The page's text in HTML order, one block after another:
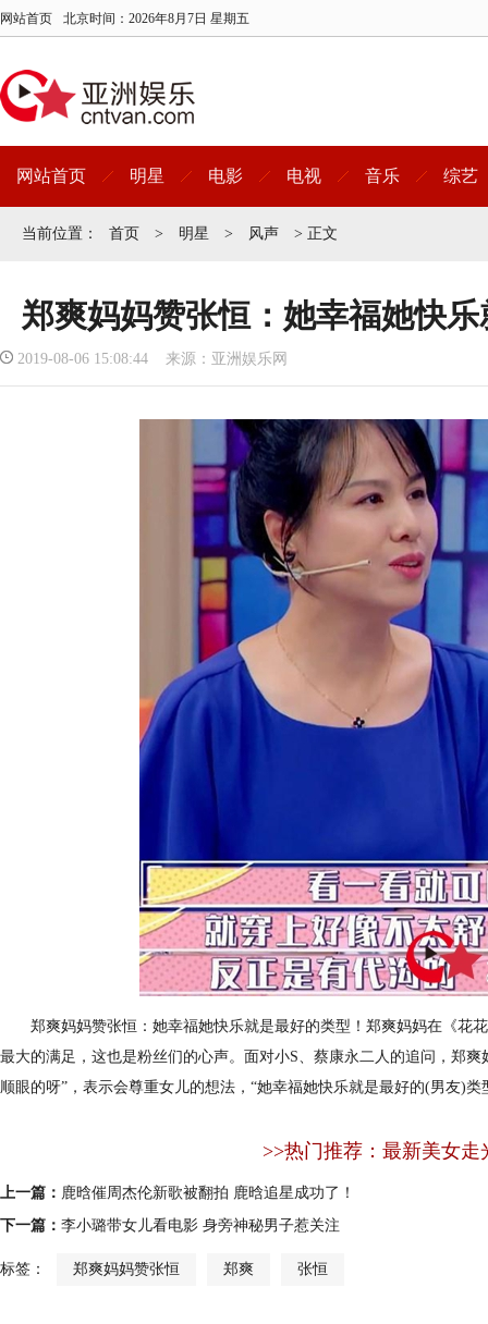
网站首页 北京时间： 2026年8月7日 星期五
网站首页 明星 电影 电视 音乐 综艺
当前位置： 首页 > 明星 > 风声 > 正文
郑爽妈妈赞张恒：她幸福她快
2019-08-06 15:08:44 来源：亚洲娱乐网
郑爽妈妈赞张恒：她幸福她快乐就是最好的类型！ 郑爽妈妈在《花
最大的满足，这也是粉丝们的心声。面对小S、蔡康永二人的追问，郑
顺眼的呀”，表示会尊重女儿的想法，“她幸福她快乐就是最好的(男友)类
>>热门推荐：最新美女走
上一篇： 鹿晗催周杰伦新歌被翻拍 鹿晗追星成功了！
下一篇： 李小璐带女儿看电影 身旁神秘男子惹关注
标签： 郑爽妈妈赞张恒 郑爽 张恒